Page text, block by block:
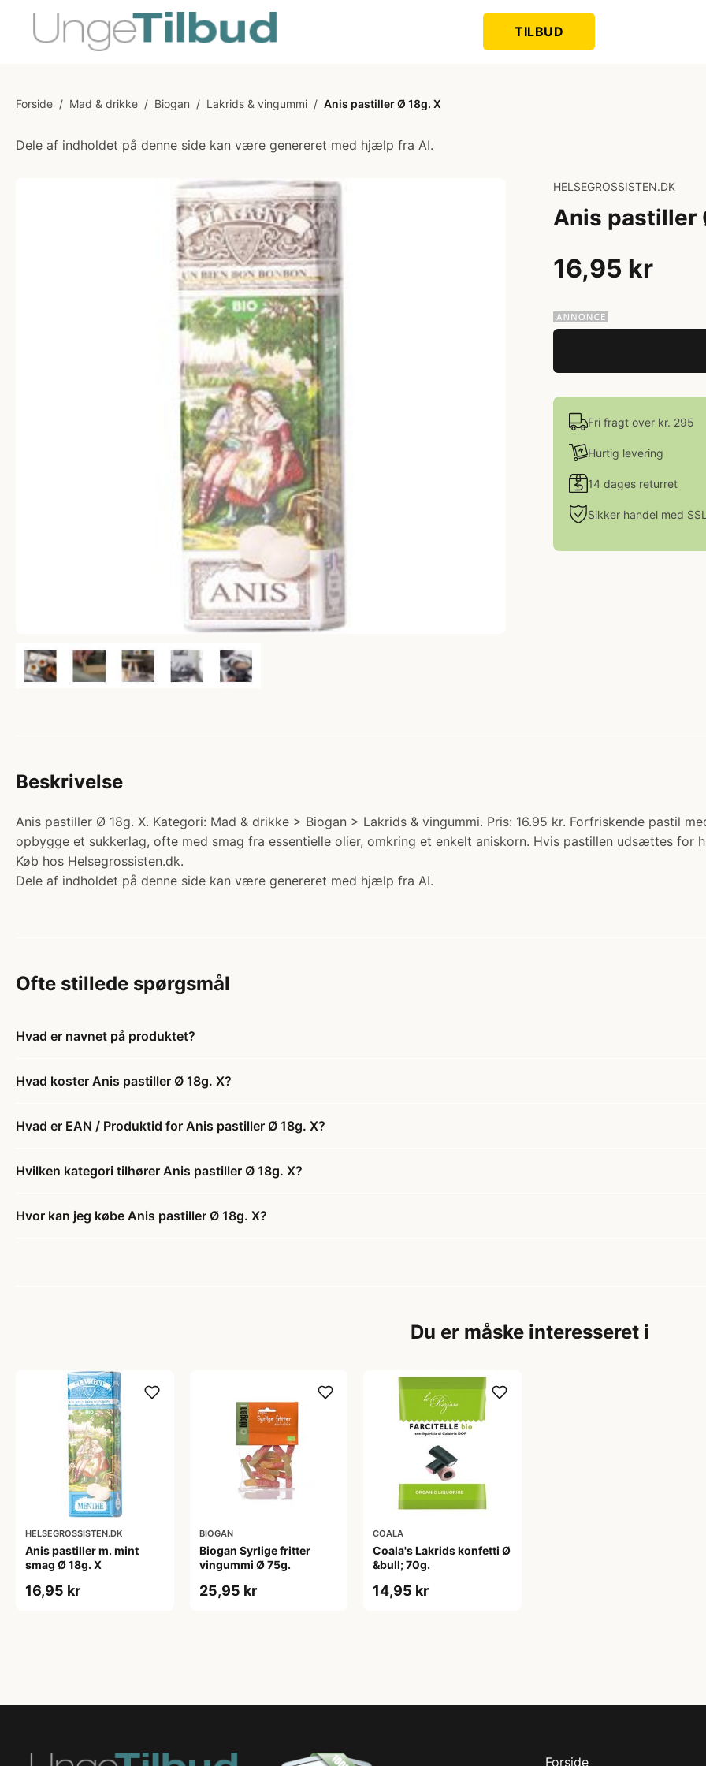
TILBUD
Forside / Mad & drikke / Biogan / Lakrids & vingummi / Anis pastiller Ø 18g. X
Dele af indholdet på denne side kan være genereret med hjælp fra AI.
HELSEGROSSISTEN.DK
Anis pastiller
16,95 kr
Fri fragt over kr. 295
Hurtig levering
14 dages returret
Sikker handel med
Beskrivelse
Anis pastiller Ø 18g. X. Kategori: Mad & drikke > Biogan > Lakrids & vingummi. Pris: 16.95 kr. Forfriskende pastil
opbygge et sukkerlag, ofte med smag fra essentielle olier, omkring et enkelt aniskorn. Hvis pastillen udsættes for
Køb hos Helsegrossisten.dk.
Dele af indholdet på denne side kan være genereret med hjælp fra AI.
Ofte stillede spørgsmål
Hvad er navnet på produktet?
Hvad koster Anis pastiller Ø 18g. X?
Hvad er EAN / Produktid for Anis pastiller Ø 18g. X?
Hvilken kategori tilhører Anis pastiller Ø 18g. X?
Hvor kan jeg købe Anis pastiller Ø 18g. X?
Du er måske interesseret i
HELSEGROSSISTEN.DK
Anis pastiller m. mint
smag Ø 18g. X
16,95 kr
BIOGAN
Biogan Syrlige fritter
vingummi Ø 75g.
25,95 kr
COALA
Coala's Lakrids konfetti Ø
&bull; 70g.
14,95 kr
Forside